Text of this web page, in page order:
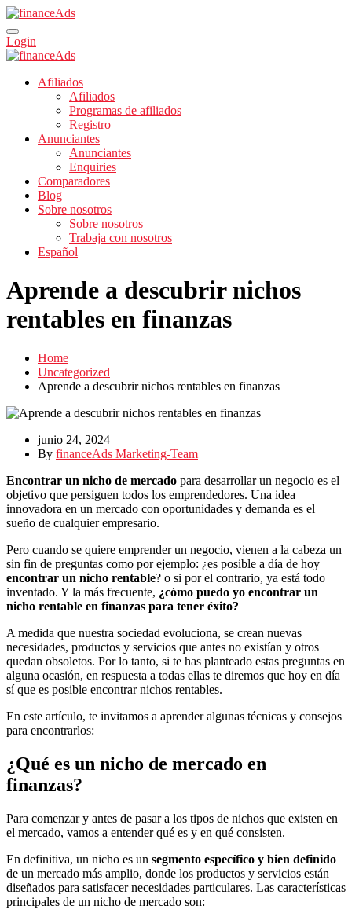
Login
Afiliados
Afiliados
Programas de afiliados
Registro
Anunciantes
Anunciantes
Enquiries
Comparadores
Blog
Sobre nosotros
Sobre nosotros
Trabaja con nosotros
Español
Aprende a descubrir nichos
rentables en finanzas
Home
Uncategorized
Aprende a descubrir nichos rentables en finanzas
junio 24, 2024
By financeAds Marketing-Team
Encontrar un nicho de mercado para desarrollar un negocio es el
objetivo que persiguen todos los emprendedores. Una idea
innovadora en un mercado con oportunidades y demanda es el
sueño de cualquier empresario.
Pero cuando se quiere emprender un negocio, vienen a la cabeza un
sin fin de preguntas como por ejemplo: ¿es posible a día de hoy
encontrar un nicho rentable? o si por el contrario, ya está todo
inventado. Y la más frecuente, ¿cómo puedo yo encontrar un
nicho rentable en finanzas para tener éxito?
A medida que nuestra sociedad evoluciona, se crean nuevas
necesidades, productos y servicios que antes no existían y otros
quedan obsoletos. Por lo tanto, si te has planteado estas preguntas en
alguna ocasión, en respuesta a todas ellas te diremos que hoy en día
sí que es posible encontrar nichos rentables.
En este artículo, te invitamos a aprender algunas técnicas y consejos
para encontrarlos:
¿Qué es un nicho de mercado en
finanzas?
Para comenzar y antes de pasar a los tipos de nichos que existen en
el mercado, vamos a entender qué es y en qué consisten.
En definitiva, un nicho es un segmento específico y bien definido
de un mercado más amplio, donde los productos y servicios están
diseñados para satisfacer necesidades particulares. Las características
principales de un nicho de mercado son: